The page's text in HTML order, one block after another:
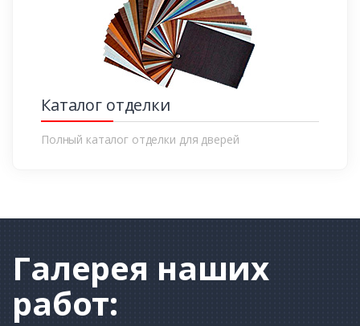
Каталог отделки
Полный каталог отделки для дверей
Галерея наших
работ: